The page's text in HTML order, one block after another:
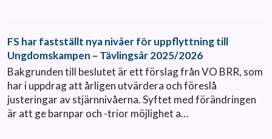
FS har fastställt nya nivåer för uppflyttning till
Ungdomskampen – Tävlingsår 2025/2026
Bakgrunden till beslutet är ett förslag från VO BRR, som
har i uppdrag att årligen utvärdera och föreslå
justeringar av stjärnnivåerna. Syftet med förändringen
är att ge barnpar och -trior möjlighet a…